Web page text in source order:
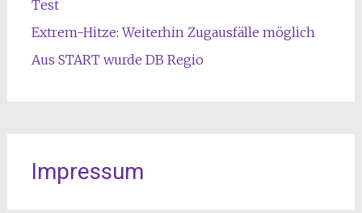
Test
Extrem-Hitze: Weiterhin Zugausfälle möglich
Aus START wurde DB Regio
Impressum